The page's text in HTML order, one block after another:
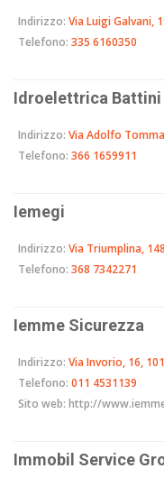
Indirizzo: Via Luigi Galvani,
Telefono: 335 6160350
Idroelettrica Battini
Indirizzo: Via Adolfo
Telefono: 366 1659911
Iemegi
Indirizzo: Via Triumplina,
Telefono: 368 7342271
Iemme Sicurezza
Indirizzo: Via Invorio, 16,
Telefono: 011 4531139
Sito web: http://
Immobil Service